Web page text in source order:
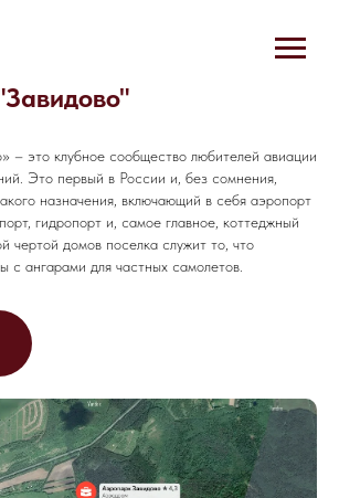
– это клубное сообщество любителей авиации
Это первый в России и, без сомнения,
назначения, включающий в себя аэропорт
гидропорт и, самое главное, коттеджный
чертой домов поселка служит то, что
с ангарами для частных самолетов.